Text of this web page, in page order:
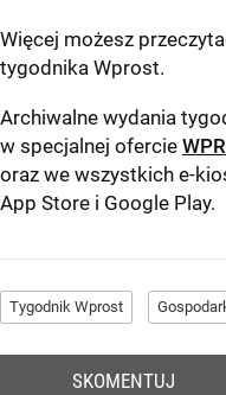
Więcej możesz
tygodnika Wprost.
Archiwalne wydania
w specjalnej ofercie
oraz we wszystkich e-
App Store i Google Play.
Tygodnik Wprost
SKOMENTUJ